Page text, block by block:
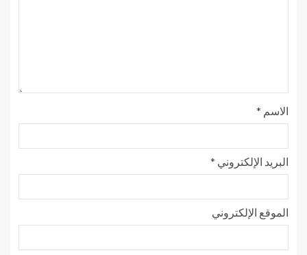
الاسم *
البريد الإلكتروني *
الموقع الإلكتروني